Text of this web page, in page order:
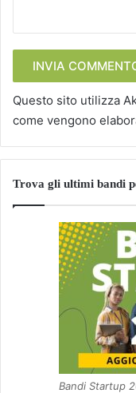
Questo sito utilizza
come vengono
Trova gli ultimi bandi
Bandi Startup